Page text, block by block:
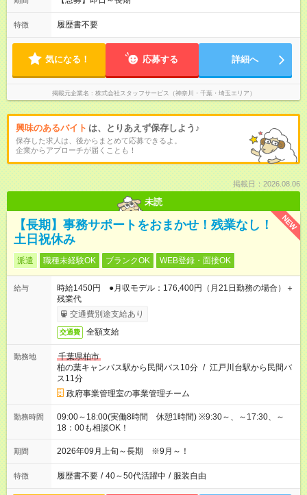
特徴 履歴書不要
気になる！ 応募する 詳細へ
掲載元企業名 株式会社スタッフサービス（神奈川・千葉・埼玉エリア）
興味のあるバイト は、とりあえず保存しよう♪
保存した求人は、後からまとめて応募できるよ。
企業からアプローチが届くことも！
掲載日：2026.08.06
未読
NEW
【長期】事務サポートをおまかせ！残業なし！
土日祝休み
派遣 職種未経験OK ブランクOK WEB登録・面接OK
給与
時給1450円 ●月収モデル：176,400円（月21日勤務の場合）＋
残業代
交通費別途支給あり
交通費 全額支給
勤務地
千葉県柏市
柏の葉キャンパス駅から民間バス10分 / 江戸川台駅から民間バ
ス11分
政府事業管理室の事業管理チーム
勤務時間
09:00～18:00(実働8時間 休憩1時間) ※9:30～、～17:30、～
18：00も相談OK！
期間 2026年09月上旬～長期 ※9月～！
特徴 履歴書不要 / 40～50代活躍中 / 服装自由